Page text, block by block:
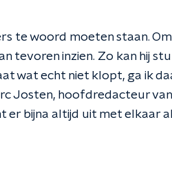
te woord moeten staan.
tevoren inzien. Zo kan hij
wat echt niet klopt, ga ik
Josten, hoofdredacteur van
bijna altijd uit met elkaar